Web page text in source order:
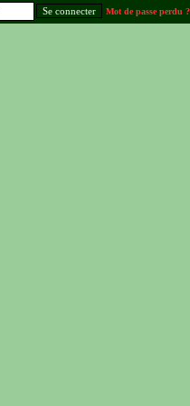
Mot de passe perdu ?